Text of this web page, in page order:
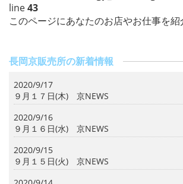
line43
このページにあなたのお店やお仕事を紹
長岡京販売所の新着情報
2020/9/17
９月１７日(木) 京NEWS
2020/9/16
９月１６日(水) 京NEWS
2020/9/15
９月１５日(火) 京NEWS